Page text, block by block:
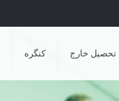
تحصیل خارج کنگره